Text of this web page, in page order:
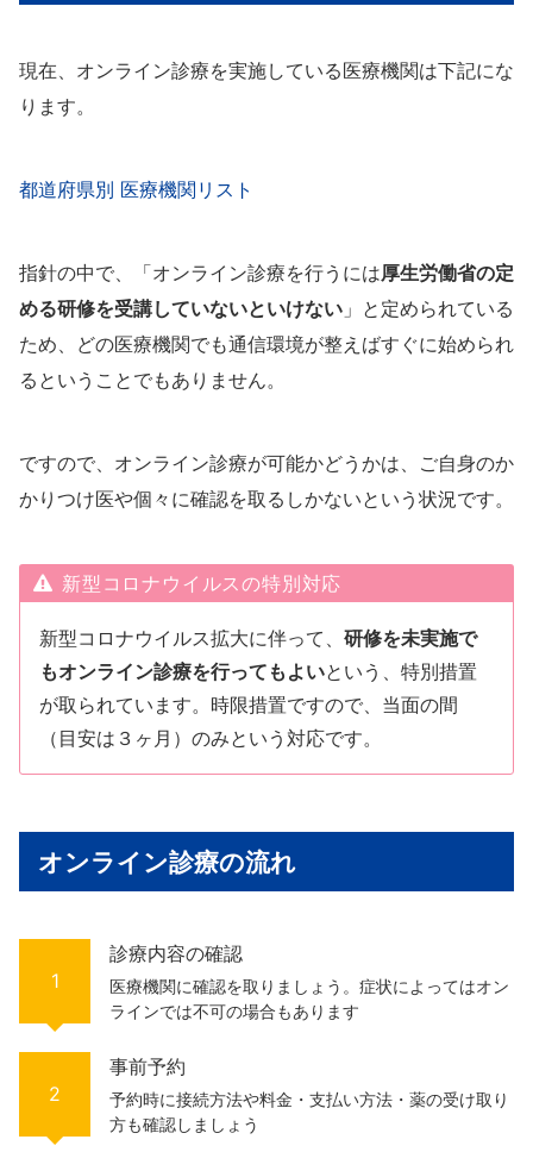
現在、オンライン診療を実施している医療機関は下記にな
ります。
都道府県別 医療機関リスト
指針の中で、「オンライン診療を行うには厚生労働省の定
める研修を受講していないといけない 」と定められている
ため、どの医療機関でも通信環境が整えばすぐに始められ
るということでもありません。
ですので、オンライン診療が可能かどうかは、ご自身のか
かりつけ医や個々に確認を取るしかないという状況です。
新型コロナウイルスの特別対応
新型コロナウイルス拡大に伴って、 研修を未実施で
もオンライン診療を行ってもよいという、特別措置
が取られています。時限措置ですので、当面の間
（目安は３ヶ月）のみという対応です。
オンライン診療の流れ
1
診療内容の確認
医療機関に確認を取りましょう。症状によってはオン
ラインでは不可の場合もあります
2
事前予約
予約時に接続方法や料金・支払い方法・薬の受け取り
方も確認しましょう